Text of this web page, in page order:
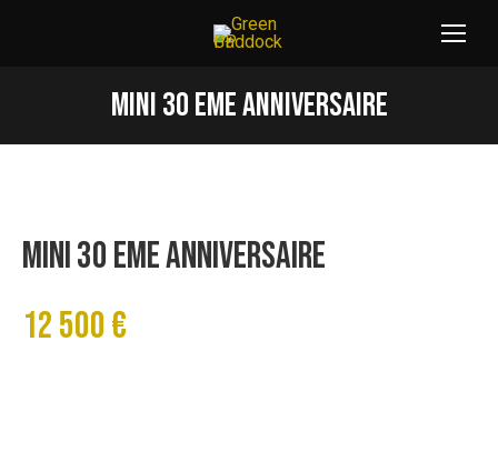
MINI 30 EME ANNIVERSAIRE
Vous êtes ici :
MINI 30 EME ANNIVERSAIRE
12 500 €